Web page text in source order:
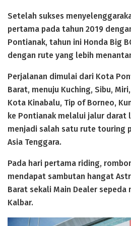
Setelah sukses
pertama pada tahun 2019
Pontianak, tahun ini Honda Big
dengan rute yang lebih
Perjalanan dimulai dari Kota
Barat, menuju Kuching, Sibu,
Kota Kinabalu, Tip of Borneo,
ke Pontianak melalui jalur darat
menjadi salah satu rute touring
Asia Tenggara.
Pada hari pertama riding,
mendapat sambutan hangat
Barat sekali Main Dealer
Kalbar.